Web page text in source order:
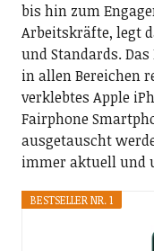
bis hin zum
Arbeitskräfte, legt
und Standards.
in allen Bereichen
verklebtes Apple
Fairphone
ausgetauscht
immer aktuell und
BESTSELLER NR. 1